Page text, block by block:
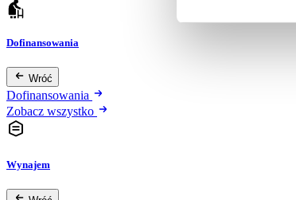
Dofinansowania
Wróć
Dofinansowania
Zobacz wszystko
Wynajem